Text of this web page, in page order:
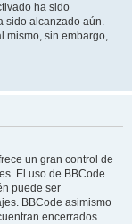
ha sido
sido alcanzado aún.
mismo, sin embargo,
un gran control de
El uso de BBCode
puede ser
BBCode asimismo
encerrados